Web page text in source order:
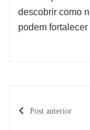
descobrir como
podem
Post anterior